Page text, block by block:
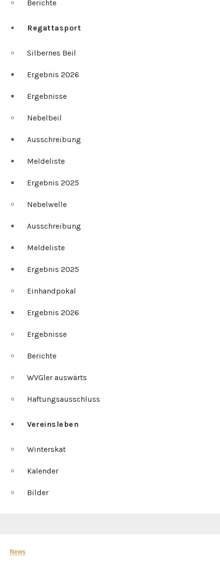
Berichte
Regattasport
Silbernes Beil
Ergebnis 2026
Ergebnisse
Nebelbeil
Ausschreibung
Meldeliste
Ergebnis 2025
Nebelwelle
Ausschreibung
Meldeliste
Ergebnis 2025
Einhandpokal
Ergebnis 2026
Ergebnisse
Berichte
WVGler auswärts
Haftungsausschluss
Vereinsleben
Winterskat
Kalender
Bilder
News